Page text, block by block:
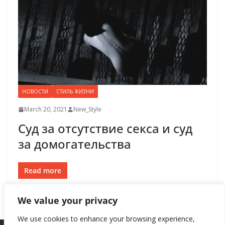
We value your privacy
We use cookies to enhance your browsing experience,
НОВОСТИ СТИЛЬ ЖИЗНИ
March 20, 2021 New_Style
Суд за отсутствие секса и суд
за домогательства
Read more